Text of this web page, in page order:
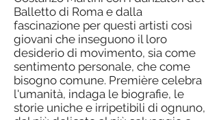
Balletto di Roma e dalla
fascinazione per questi artisti così
giovani che inseguono il loro
desiderio di movimento, sia come
sentimento personale, che come
bisogno comune. Première celebra
l'umanità, indaga le biografie, le
storie uniche e irripetibili di ognuno,